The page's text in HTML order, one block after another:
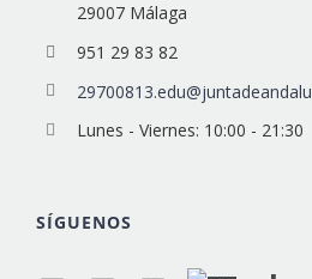
29007 Málaga
951 29 83 82
Lunes - Viernes: 10:00 - 21:30
SÍGUENOS